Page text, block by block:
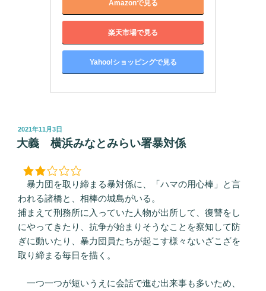
Amazonで見る
楽天市場で見る
Yahoo!ショッピングで見る
投
稿
日:
2021年11月3日
大義 横浜みなとみらい署暴対係
暴力団を取り締まる暴対係に、「ハマの用心棒」と言
われる諸橋と、相棒の城島がいる。
捕まえて刑務所に入っていた人物が出所して、復讐をし
にやってきたり、抗争が始まりそうなことを察知して防
ぎに動いたり、暴力団員たちが起こす様々ないざこざを
取り締まる毎日を描く。
一つ一つが短いうえに会話で進む出来事も多いため、